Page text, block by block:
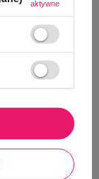
MARKA
Buty do
Playshoes
50,15 PLN
Najniższa
59,00 PLN
aktywne